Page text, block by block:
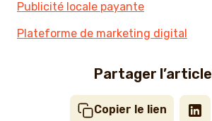
Publicité locale payante
Plateforme de marketing digital
Partager l’article
Copier le lien